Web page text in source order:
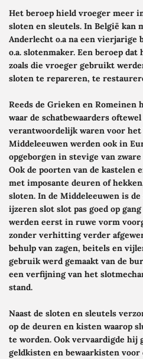
Het beroep hield vroeger meer
sloten en sleutels. In België kan
Anderlecht o.a na een vierjarige
o.a. slotenmaker. Een beroep
zoals die vroeger gebruikt
sloten te repareren, te
Reeds de Grieken en Romeinen
waar de schatbewaarders
verantwoordelijk waren voor het
Middeleeuwen werden ook in
opgeborgen in stevige van
Ook de poorten van de kastelen
met imposante deuren of
sloten. In de Middeleeuwen is
ijzeren slot slot pas goed op
werden eerst in ruwe vorm
zonder verhitting verder
behulp van zagen, beitels en
gebruik werd gemaakt van de
een verfijning van het
stand.
Naast de sloten en sleutels
op de deuren en kisten waarop
te worden. Ook vervaardigde hij
geldkisten en bewaarkisten voor